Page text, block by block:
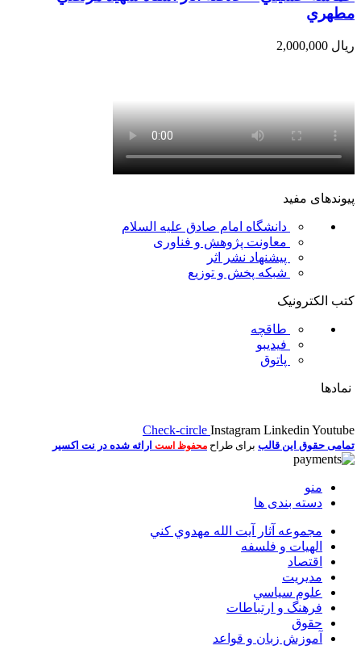
مطهري
ریال
پیوندهای مفید
دانشگاه امام صادق علیه السلام
معاونت پژوهش و فناوری
پیشنهاد نشر اثر
شبکه پخش و توزیع
کتب الکترونیک
طاقچه
فیدیبو
پاتوق
نمادها
Check-circle Instagram Linkedin Youtube
تمامی حقوق این قالب برای طراح محفوظ است ارائه شده در نت اکسیر
منو
دسته بندی ها
مجموعه آثار آيت الله مهدوي كني
الهیات و فلسفه
اقتصاد
مديريت
علوم سياسي
فرهنگ و ارتباطات
حقوق
آموزش زبان و قواعد